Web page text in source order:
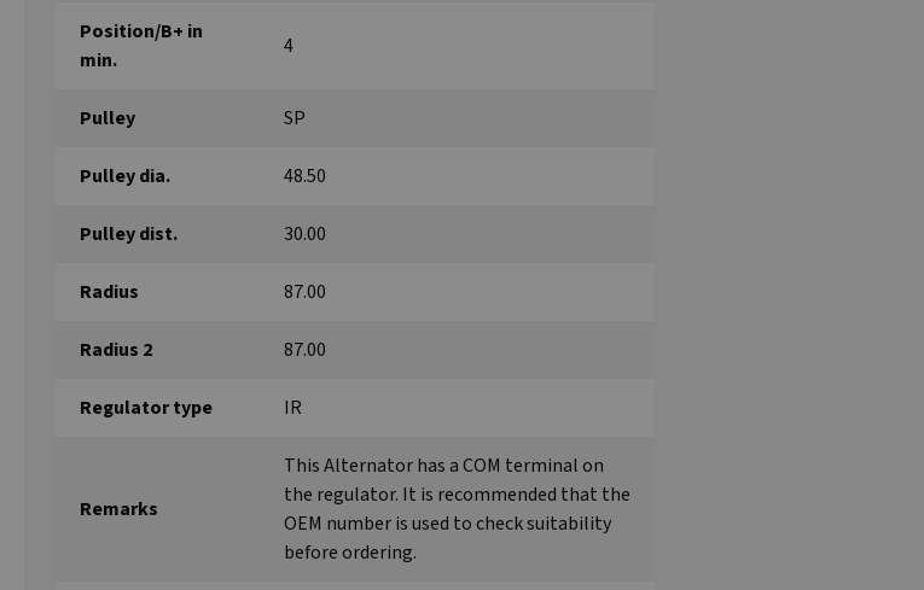
Position/B+ in
min.
4
Pulley SP
Pulley dia. 48.50
Pulley dist. 30.00
Radius 87.00
Radius 2 87.00
Regulator type IR
Remarks
This Alternator has a COM terminal on
the regulator. It is recommended that the
OEM number is used to check suitability
before ordering.